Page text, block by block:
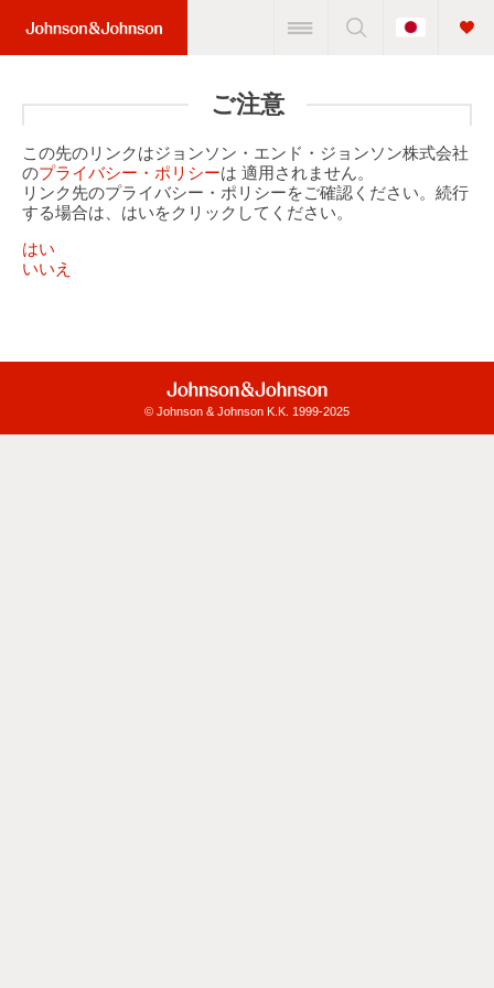
Logo)
Change
Country
ご注意
この先のリンクはジョンソン・エンド・ジョンソン株式会社
のプライバシー・ポリシーは 適用されません。
リンク先のプライバシー・ポリシーをご確認ください。続行
する場合は、はいをクリックしてください。
はい
いいえ
© Johnson & Johnson K.K. 1999-2025